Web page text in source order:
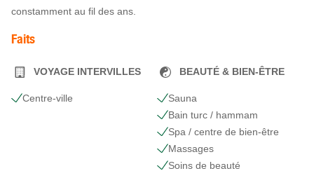
constamment au fil des ans.
Faits
VOYAGE INTERVILLES
Centre-ville
BEAUTÉ & BIEN-ÊTRE
Sauna
Bain turc / hammam
Spa / centre de bien-être
Massages
Soins de beauté